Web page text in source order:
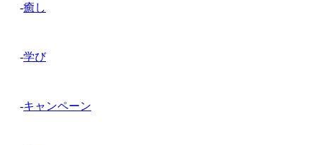
-癒し
-学び
-キャンペーン